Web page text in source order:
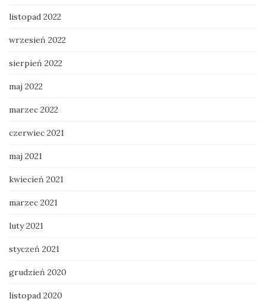
listopad 2022
wrzesień 2022
sierpień 2022
maj 2022
marzec 2022
czerwiec 2021
maj 2021
kwiecień 2021
marzec 2021
luty 2021
styczeń 2021
grudzień 2020
listopad 2020